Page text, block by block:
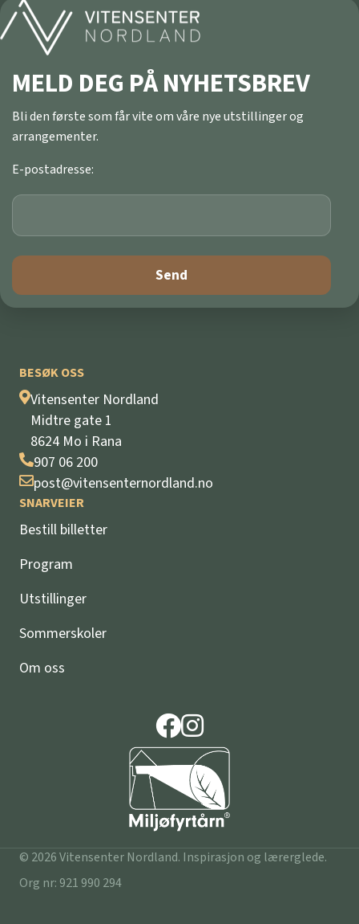
MELD DEG PÅ NYHETSBREV
Bli den første som får vite om våre nye utstillinger og
arrangementer.
E-postadresse:
BESØK OSS
Vitensenter Nordland
Midtre gate 1
8624 Mo i Rana
907 06 200
post@vitensenternordland.no
SNARVEIER
Bestill billetter
Program
Utstillinger
Sommerskoler
Om oss
© 2026 Vitensenter Nordland. Inspirasjon og lærerglede.
Org nr: 921 990 294